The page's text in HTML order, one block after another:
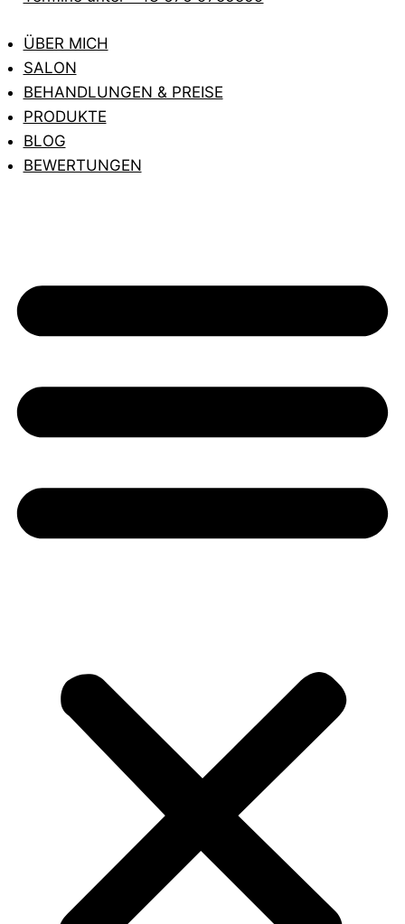
ÜBER MICH
SALON
BEHANDLUNGEN & PREISE
PRODUKTE
BLOG
BEWERTUNGEN